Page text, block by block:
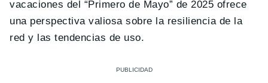
vacaciones del “Primero de Mayo” de 2025 ofrece
una perspectiva valiosa sobre la resiliencia de la
red y las tendencias de uso.